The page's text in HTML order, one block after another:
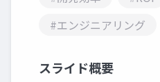
#エンジニアリング
スライド概要